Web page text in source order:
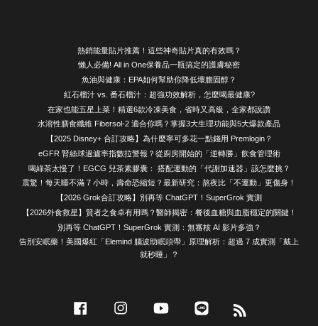
熱銷能量貼片推薦！這些神奇貼片真的有效嗎？
懶人必備! All in One保養品一瓶搞定的護膚秘密
魚油與健康：EPA如何幫助你降低壞膽固醇？
紅石榴汁 vs. 番石榴汁：超強功效解析，怎麼喝最健康?
在家也能五星上菜！精選6款冷凍美食，省時又高級，全家都說讚
水溶性膳食纖維 Fibersol-2 適合你嗎？掌握3大生理功能與5大爆款產品
【2025 Disney+ 合訂攻略】為什麼寧可多花一點錢用 Premlogin？
eGFR 腎絲球過濾率指數拉警報？從廚房開始的「逆轉勝」飲食管理術
喝綠茶太慢了！EGCG 兒茶素膠囊： 搭配運動的「代謝加速器」該怎麼挑？
震驚！每天睡不滿 7 小時，壽命恐縮短？最新研究：熬夜比「不運動」更傷身！
【2026 Grok合訂攻略】別再等 ChatGPT！SuperGrok 實測
【2026外食救星】賢者之食卓有用嗎？醫師揭密：餐後血糖與血脂穩定的關鍵！
別再等 ChatGPT！SuperGrok 實測：無審核 AI 影片多強？
告別安眠藥！美國爆紅「Elemind 腦波助眠頭帶」原理解析：超過 7 成實測「戴上
就秒睡」？
Facebook Instagram YouTube